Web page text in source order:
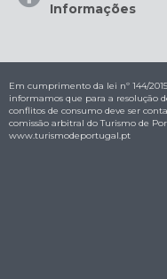
Informações
Em cumprimento da lei nº 144/2015
informamos que para a resolução
conflitos de consumo deve ser
comissão arbitral do Turismo de
www.turismodeportugal.pt